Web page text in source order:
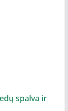
spalva ir